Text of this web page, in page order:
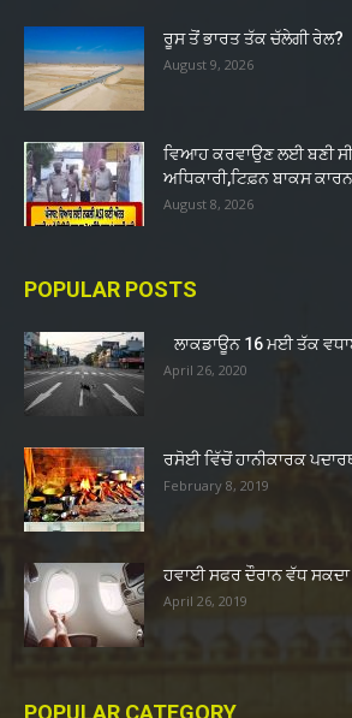
ਰੂਸ ਤੋਂ ਭਾਰਤ ਤੱਕ ਚੱਲੇਗੀ ਰੇਲ?
August 9, 2026
ਵਿਆਹ ਕਰਵਾਉਣ ਲਈ ਬਣੀ ਸੀ
ਅਧਿਕਾਰੀ,ਟਿਫ਼ਨ ਬਾਕਸ
August 8, 2026
POPULAR POSTS
ਲਾਕਡਾਊਨ 16 ਮਈ ਤੱਕ
April 26, 2020
ਰਸੋਈ ਵਿੱਚੋਂ ਹਾਨੀਕਾਰਕ
February 8, 2019
ਹਵਾਈ ਸਫਰ ਦੌਰਾਨ ਵੱਧ
April 26, 2019